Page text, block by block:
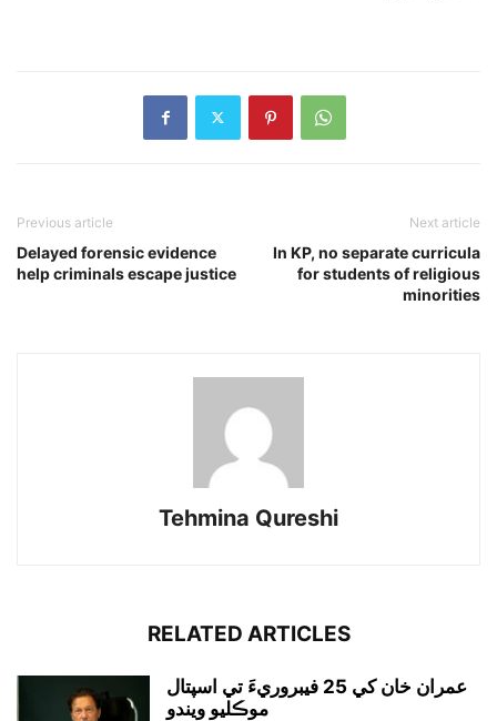
Previous article
Delayed forensic evidence
help criminals escape justice
Next article
In KP, no separate curricula
for students of religious
minorities
Tehmina Qureshi
RELATED ARTICLES
عمران خان کي 25 فيبروريءَ تي اسپتال
موڪليو ويندو